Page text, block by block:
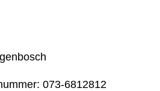
073-6812812